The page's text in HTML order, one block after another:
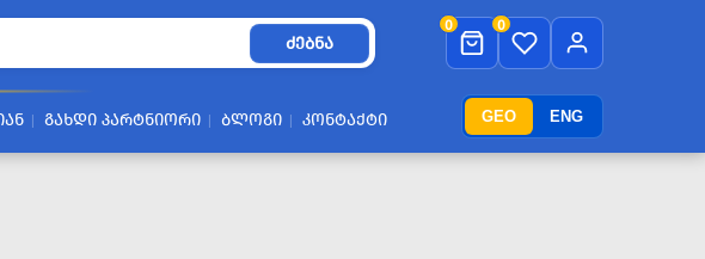
GEO ENG
ᲫᲔᲑᲜᲐ
0 0
ᲒᲐᲮᲓᲘ ᲞᲐᲠᲢᲜᲘᲝᲠᲘ ᲑᲚᲝᲒᲘ ᲙᲝᲜᲢᲐᲥᲢᲘ